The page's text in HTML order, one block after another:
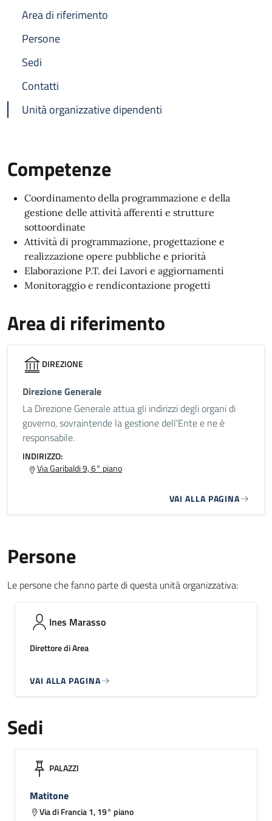
Area di riferimento
Persone
Sedi
Contatti
Unità organizzative dipendenti
Competenze
Coordinamento della programmazione e della
gestione delle attività afferenti e strutture
sottoordinate
Attività di programmazione, progettazione e
realizzazione opere pubbliche e priorità
Elaborazione P.T. dei Lavori e aggiornamenti
Monitoraggio e rendicontazione progetti
Area di riferimento
DIREZIONE
Direzione Generale
La Direzione Generale attua gli indirizzi degli organi di
governo, sovraintende la gestione dell'Ente e ne è
responsabile.
INDIRIZZO:
Via Garibaldi 9, 6° piano
VAI ALLA PAGINA
Persone
Le persone che fanno parte di questa unità organizzativa:
Ines Marasso
Direttore di Area
VAI ALLA PAGINA
Sedi
PALAZZI
Matitone
Via di Francia 1, 19° piano